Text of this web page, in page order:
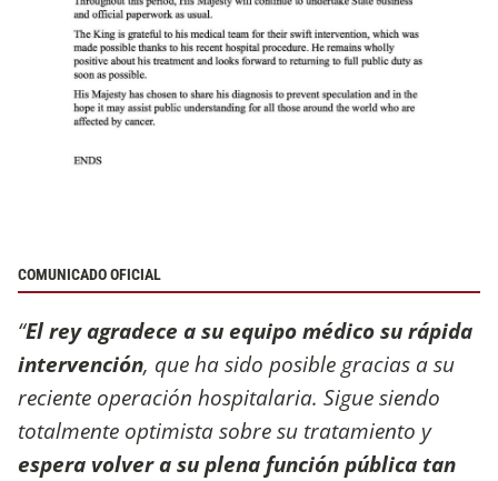
COMUNICADO OFICIAL
“El rey agradece a su equipo médico su rápida
intervención, que ha sido posible gracias a su
reciente operación hospitalaria. Sigue siendo
totalmente optimista sobre su tratamiento y
espera volver a su plena función pública tan